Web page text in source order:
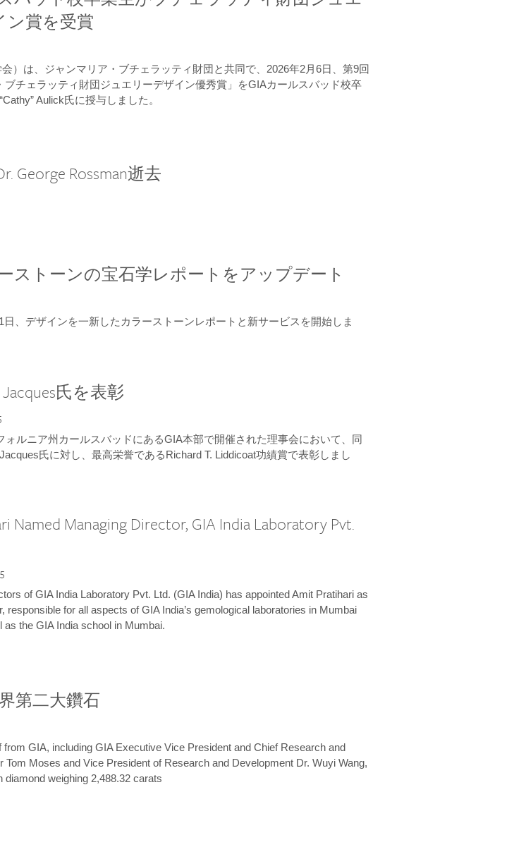
ン賞を受賞
）は、ジャンマリア・ブチェラッティ財団と共同で、2026年2月6日、第9回
ブチェラッティ財団ジュエリーデザイン優秀賞」をGIAカールスバッド校卒
Aulick氏に授与しました。
George Rossman逝去
ストーンの宝石学レポートをアップデート
日、デザインを一新したカラーストーンレポートと新サービスを開始しま
Jacques氏を表彰
ォルニア州カールスバッドにあるGIA本部で開催された理事会において、同
氏に対し、最高栄誉であるRichard T. Liddicoat功績賞で表彰しまし
Named Managing Director, GIA India Laboratory Pvt.
of GIA India Laboratory Pvt. Ltd. (GIA India) has appointed Amit Pratihari as
responsible for all aspects of GIA India’s gemological laboratories in Mumbai
as the GIA India school in Mumbai.
第二大鑽石
from GIA, including GIA Executive Vice President and Chief Research and
Tom Moses and Vice President of Research and Development Dr. Wuyi Wang,
diamond weighing 2,488.32 carats